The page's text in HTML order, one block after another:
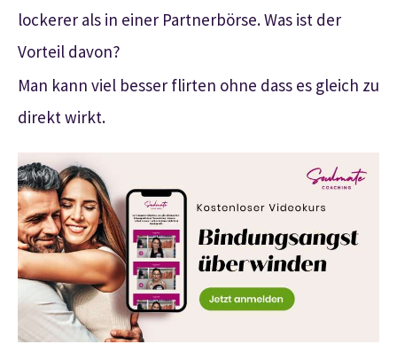
lockerer als in einer Partnerbörse. Was ist der
Vorteil davon?
Man kann viel besser flirten ohne dass es gleich zu
direkt wirkt.